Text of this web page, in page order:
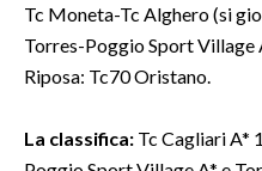
SARDI NEL MONDO
NOTIZIE
Tc Moneta-Tc Alghero (si
Torres-Poggio Sport Village
Riposa: Tc70 Oristano.
La classifica: Tc Cagliari A*